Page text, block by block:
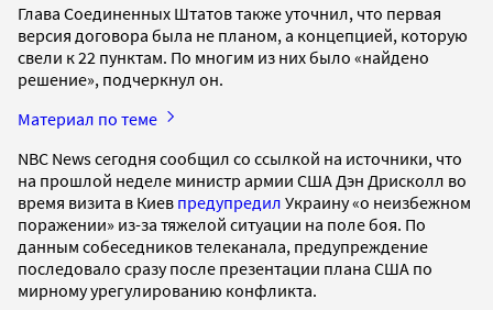
Глава Соединенных Штатов также уточнил, что первая
версия договора была не планом, а концепцией, которую
свели к 22 пунктам. По многим из них было «найдено
решение», подчеркнул он.
Материал по теме
NBC News сегодня сообщил со ссылкой на источники, что
на прошлой неделе министр армии США Дэн Дрисколл во
время визита в Киев предупредил Украину «о неизбежном
поражении» из-за тяжелой ситуации на поле боя. По
данным собеседников телеканала, предупреждение
последовало сразу после презентации плана США по
мирному урегулированию конфликта.